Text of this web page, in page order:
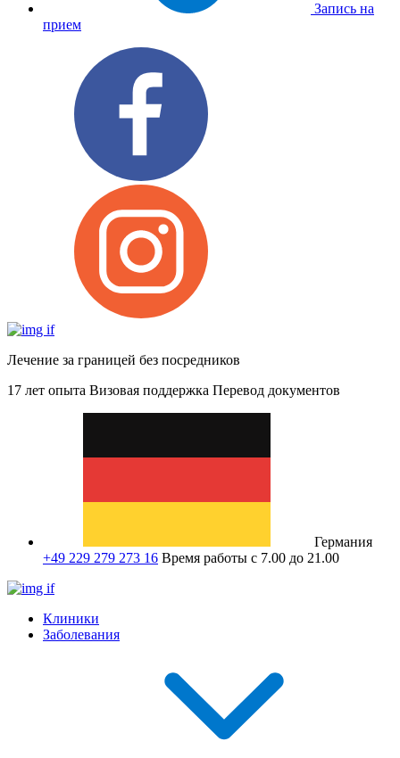
Запись на
прием
Лечение за границей без посредников
17 лет опыта Визовая поддержка Перевод документов
Германия
+49 229 279 273 16 Время работы с 7.00 до 21.00
Клиники
Заболевания